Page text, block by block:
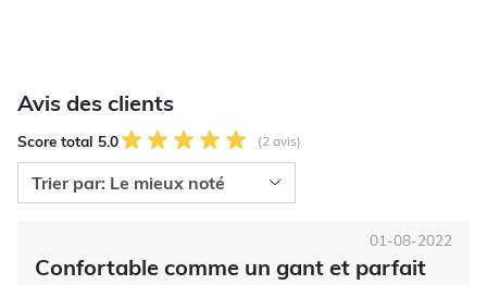
Avis des clients
Score total 5.0 (2 avis)
Confortable comme un gant et parfait
01-08-2022